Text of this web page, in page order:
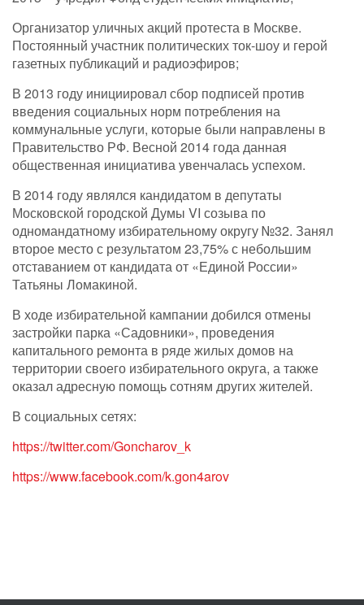
Организатор уличных акций протеста в Москве.
Постоянный участник политических ток-шоу и герой
газетных публикаций и радиоэфиров;
В 2013 году инициировал сбор подписей против
введения социальных норм потребления на
коммунальные услуги, которые были направлены в
Правительство РФ. Весной 2014 года данная
общественная инициатива увенчалась успехом.
В 2014 году являлся кандидатом в депутаты
Московской городской Думы VI созыва по
одномандатному избирательному округу №32. Занял
второе место с результатом 23,75% с небольшим
отставанием от кандидата от «Единой России»
Татьяны Ломакиной.
В ходе избирательной кампании добился отмены
застройки парка «Садовники», проведения
капитального ремонта в ряде жилых домов на
территории своего избирательного округа, а также
оказал адресную помощь сотням других жителей.
В социальных сетях:
https://twitter.com/Goncharov_k
https://www.facebook.com/k.gon4arov